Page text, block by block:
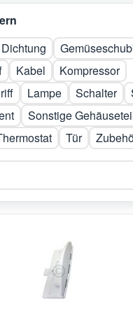
Dichtung
Kabel
Kompressor
Lampe Schalter
Sonstige
Tür